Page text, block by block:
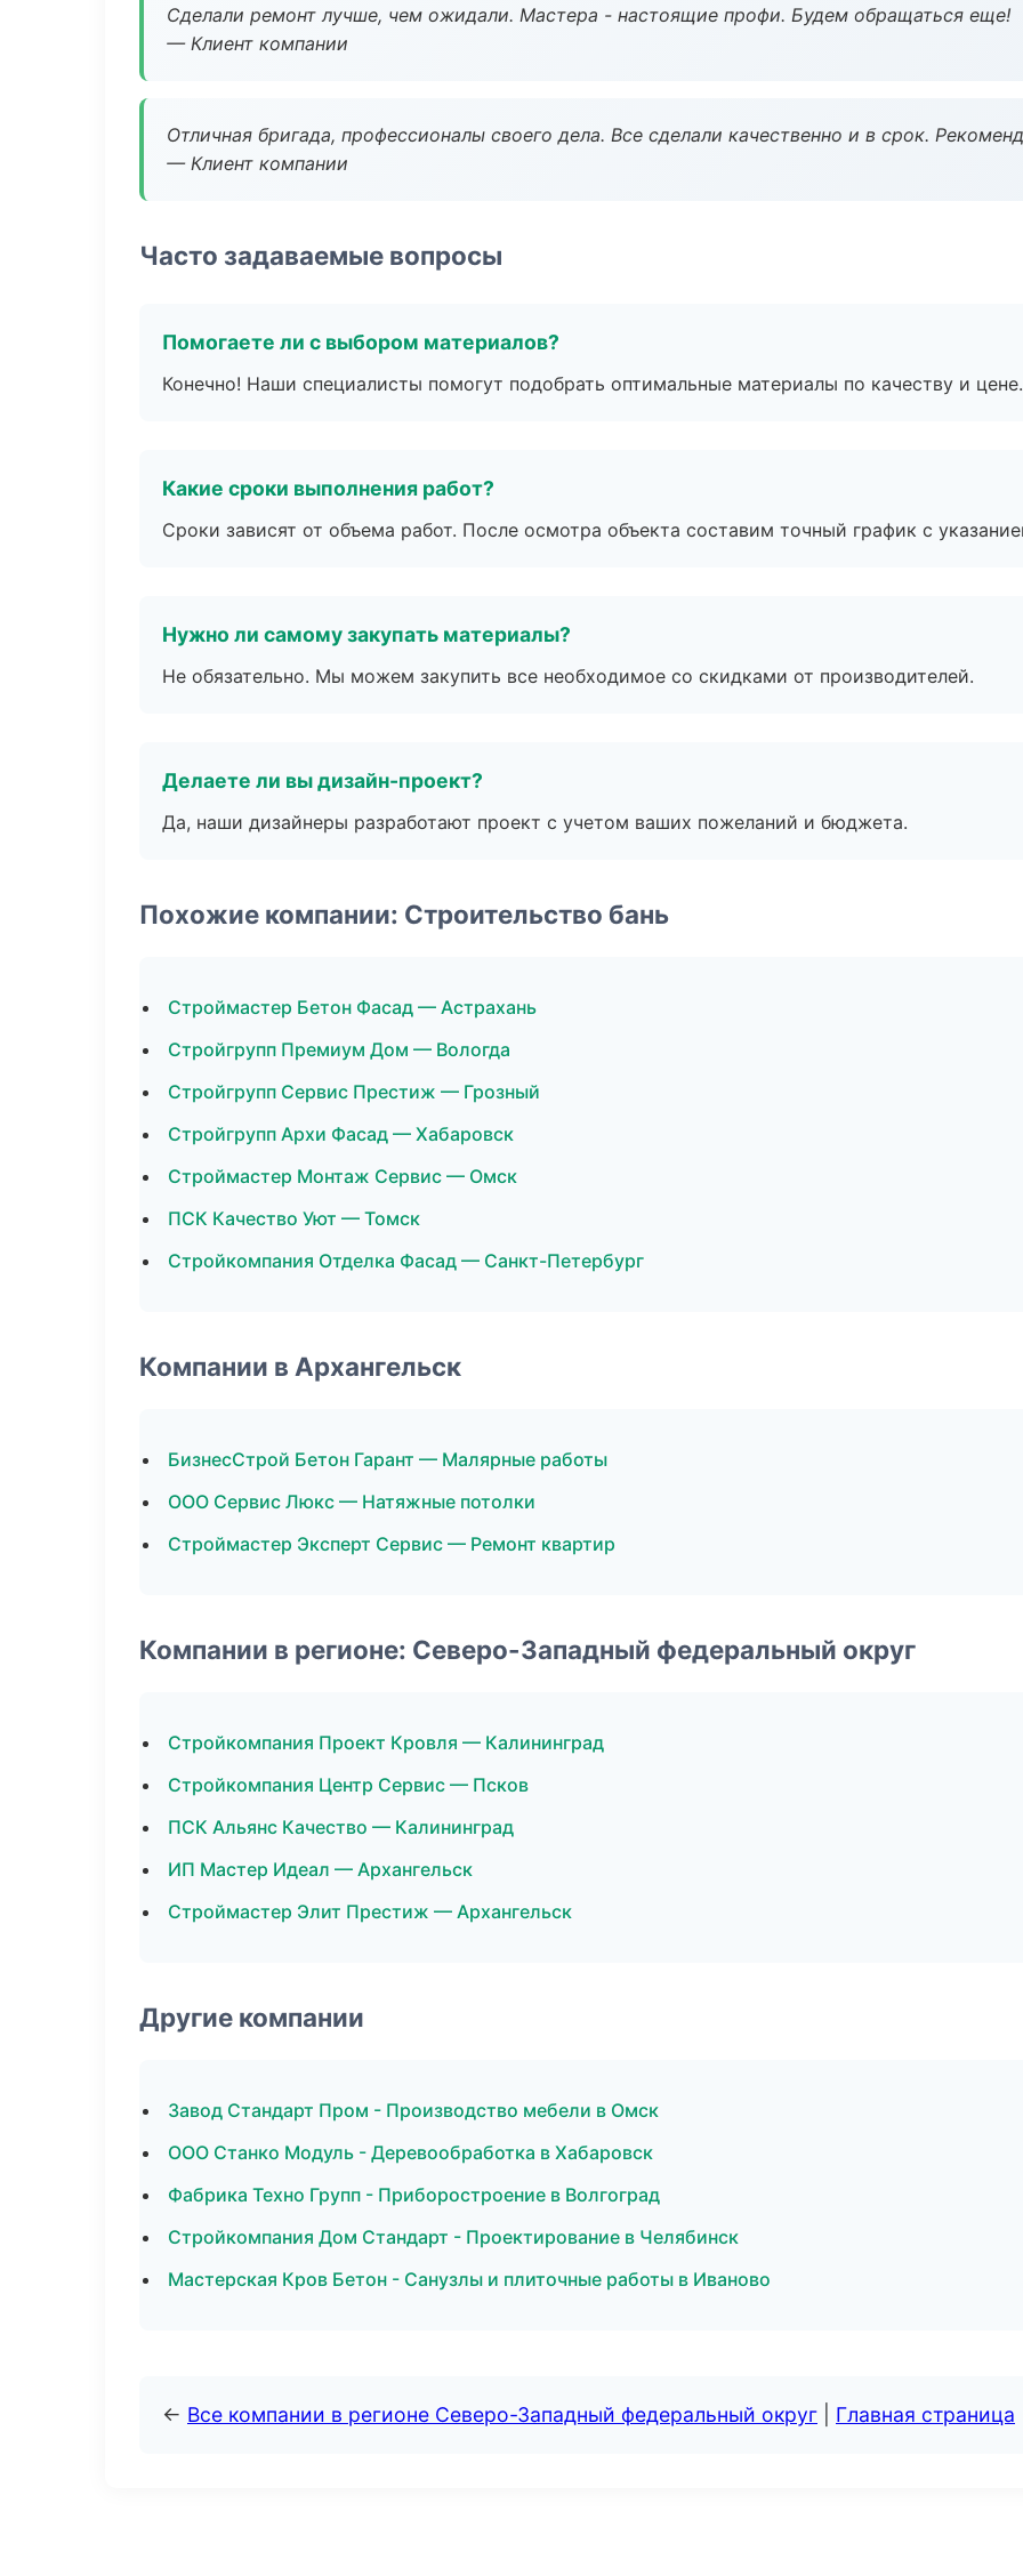
Сделали ремонт лучше, чем ожидали. Мастера - настоящие профи. Будем обращаться еще!
— Клиент компании
Отличная бригада, профессионалы своего дела. Все сделали качественно и в срок.
— Клиент компании
Часто задаваемые вопросы
Помогаете ли с выбором материалов?
Конечно! Наши специалисты помогут подобрать оптимальные материалы по качеству и цене.
Какие сроки выполнения работ?
Сроки зависят от объема работ. После осмотра объекта составим точный график с
Нужно ли самому закупать материалы?
Не обязательно. Мы можем закупить все необходимое со скидками от производителей.
Делаете ли вы дизайн-проект?
Да, наши дизайнеры разработают проект с учетом ваших пожеланий и бюджета.
Похожие компании: Строительство бань
Строймастер Бетон Фасад — Астрахань
Стройгрупп Премиум Дом — Вологда
Стройгрупп Сервис Престиж — Грозный
Стройгрупп Архи Фасад — Хабаровск
Строймастер Монтаж Сервис — Омск
ПСК Качество Уют — Томск
Стройкомпания Отделка Фасад — Санкт-Петербург
Компании в Архангельск
БизнесСтрой Бетон Гарант — Малярные работы
ООО Сервис Люкс — Натяжные потолки
Строймастер Эксперт Сервис — Ремонт квартир
Компании в регионе: Северо-Западный федеральный округ
Стройкомпания Проект Кровля — Калининград
Стройкомпания Центр Сервис — Псков
ПСК Альянс Качество — Калининград
ИП Мастер Идеал — Архангельск
Строймастер Элит Престиж — Архангельск
Другие компании
Завод Стандарт Пром - Производство мебели в Омск
ООО Станко Модуль - Деревообработка в Хабаровск
Фабрика Техно Групп - Приборостроение в Волгоград
Стройкомпания Дом Стандарт - Проектирование в Челябинск
Мастерская Кров Бетон - Санузлы и плиточные работы в Иваново
← Все компании в регионе Северо-Западный федеральный округ Главная страница